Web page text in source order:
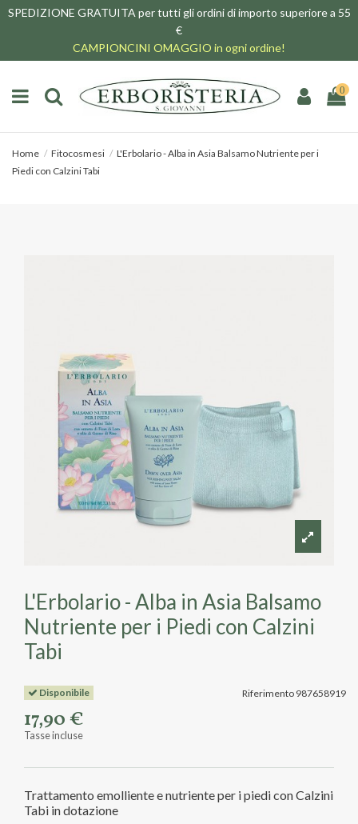
SPEDIZIONE GRATUITA per tutti gli ordini di importo superiore a 55
€
CAMPIONCINI OMAGGIO in ogni ordine!
0
Home Fitocosmesi
L'Erbolario - Alba in Asia Balsamo Nutriente per i
Piedi con Calzini Tabi
L'Erbolario - Alba in Asia Balsamo
Nutriente per i Piedi con Calzini
Tabi
Riferimento 987658919
Disponibile
17,90 €
Tasse incluse
Trattamento emolliente e nutriente per i piedi con Calzini
Tabi in dotazione